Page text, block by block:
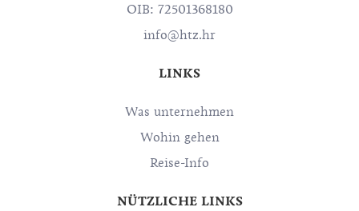
OIB: 72501368180
info@htz.hr
LINKS
Was unternehmen
Wohin gehen
Reise-Info
NÜTZLICHE LINKS